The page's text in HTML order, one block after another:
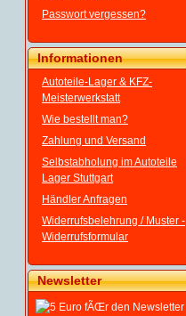
Passwort vergessen?
Informationen
Autoteile-Lager & KFZ-
Meisterwerkstatt
Wie bestellt man?
Zahlung und Versand
Selbstabholung im Autoteile
Lager Stuttgart
Händler Anfragen
Widerrufsbelehrung / Muster -
Widerrufsformular
Newsletter